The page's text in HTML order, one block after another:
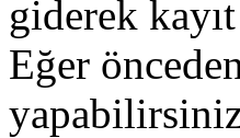
giderek
Eğer